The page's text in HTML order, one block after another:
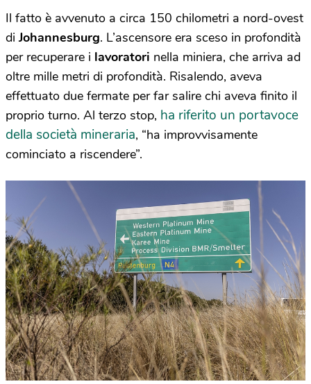
Il fatto è avvenuto a circa 150 chilometri a nord-ovest
diJohannesburg. L’ascensore era sceso in profondità
per recuperare i lavoratori nella miniera, che arriva ad
oltre mille metri di profondità. Risalendo, aveva
effettuato due fermate per far salire chi aveva finito il
proprio turno. Al terzo stop, ha riferito un portavoce
della società mineraria, “ha improvvisamente
cominciato a riscendere”.